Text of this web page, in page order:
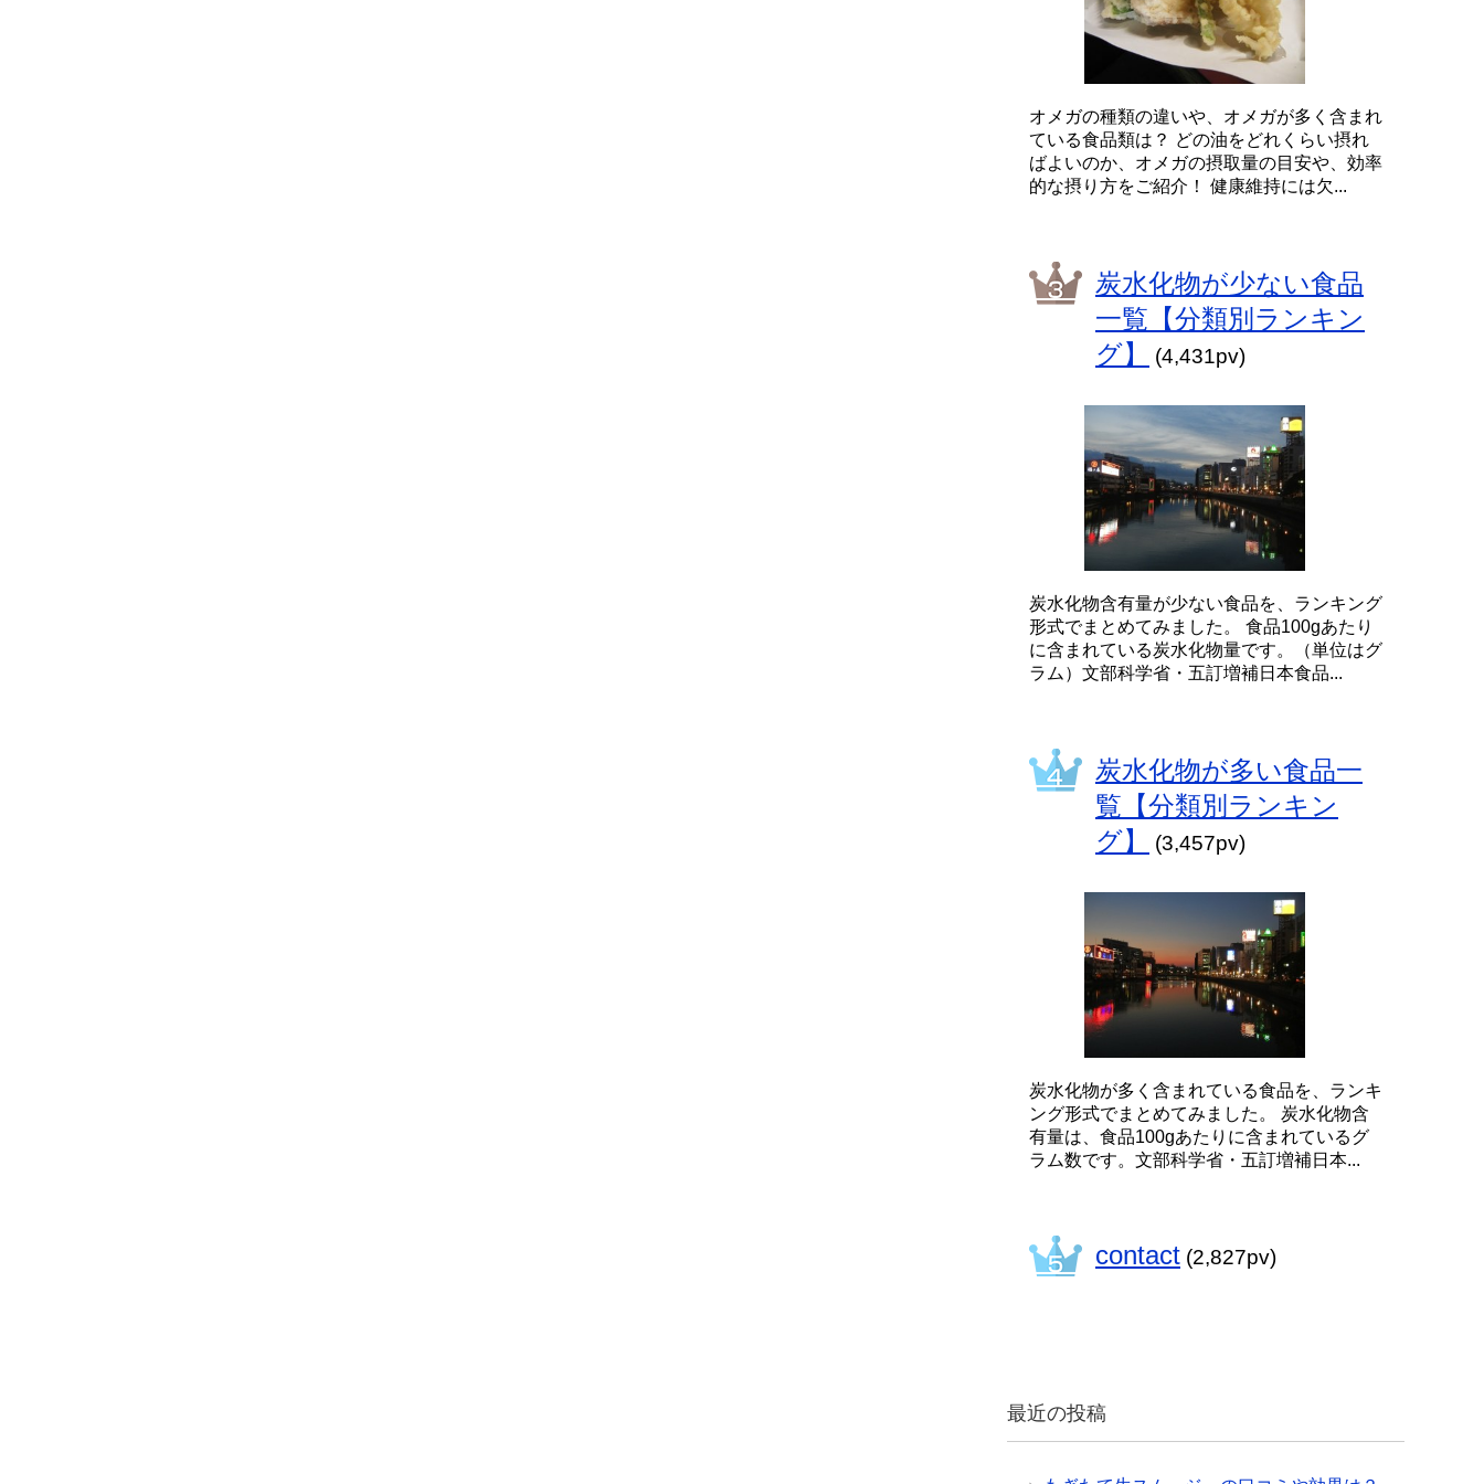
オメガの種類の違いや、オメガが多く含まれ
ている食品類は？ どの油をどれくらい摂れ
ばよいのか、オメガの摂取量の目安や、効率
的な摂り方をご紹介！ 健康維持には欠...
炭水化物が少ない食品
一覧【分類別ランキン
グ】
(4,431pv)
炭水化物含有量が少ない食品を、ランキング
形式でまとめてみました。 食品100gあたり
に含まれている炭水化物量です。（単位はグ
ラム）文部科学省・五訂増補日本食品...
炭水化物が多い食品一
覧【分類別ランキン
グ】
(3,457pv)
炭水化物が多く含まれている食品を、ランキ
ング形式でまとめてみました。 炭水化物含
有量は、食品100gあたりに含まれているグ
ラム数です。文部科学省・五訂増補日本...
contact (2,827pv)
最近の投稿